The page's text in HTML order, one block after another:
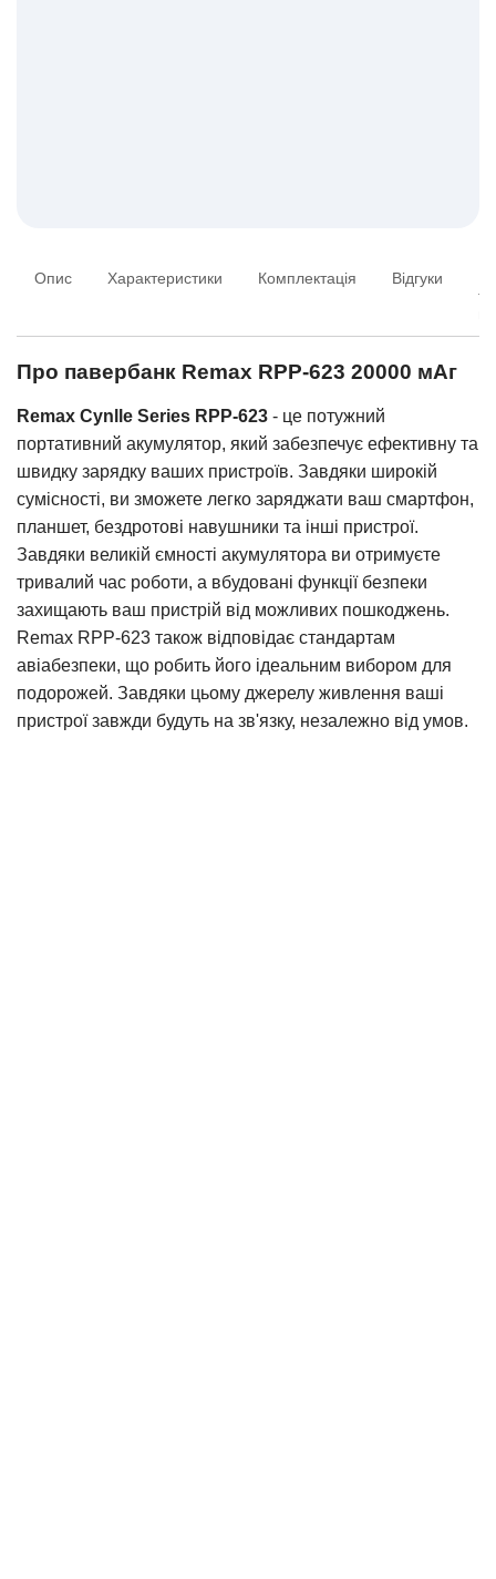
Опис Характеристики Комплектація Відгуки
та
Про павербанк Remax RPP-623 20000 мАг
Remax Cynlle Series RPP-623 - це потужний
портативний акумулятор, який забезпечує ефективну та
швидку зарядку ваших пристроїв. Завдяки широкій
сумісності, ви зможете легко заряджати ваш смартфон,
планшет, бездротові навушники та інші пристрої.
Завдяки великій ємності акумулятора ви отримуєте
тривалий час роботи, а вбудовані функції безпеки
захищають ваш пристрій від можливих пошкоджень.
Remax RPP-623 також відповідає стандартам
авіабезпеки, що робить його ідеальним вибором для
подорожей. Завдяки цьому джерелу живлення ваші
пристрої завжди будуть на зв'язку, незалежно від умов.